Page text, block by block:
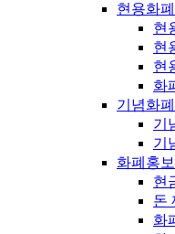
현용화폐
현
현
현
화
기념화폐
기
기
화폐홍
현
돈
화